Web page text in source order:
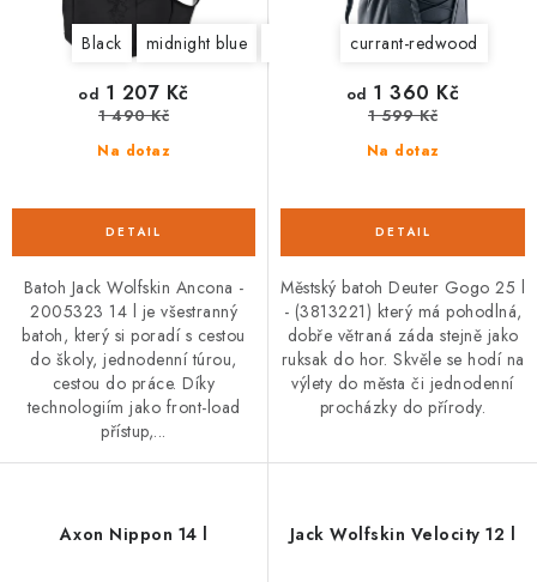
Black midnight blue teal grey afterglow
Na dotaz
od 1 207 Kč
1 490 Kč
Batoh Jack Wolfskin Ancona -
2005323 14 l je všestranný
batoh, který si poradí s cestou
do školy, jednodenní túrou,
cestou do práce. Díky
technologiím jako front-load
přístup,...
currant-redwood
Na dotaz
od 1 360 Kč
1 599 Kč
Městský batoh Deuter Gogo 25 l
- (3813221) který má pohodlná,
dobře větraná záda stejně jako
ruksak do hor. Skvěle se hodí na
výlety do města či jednodenní
procházky do přírody.
Axon Nippon 14 l Jack Wolfskin Velocity 12 l